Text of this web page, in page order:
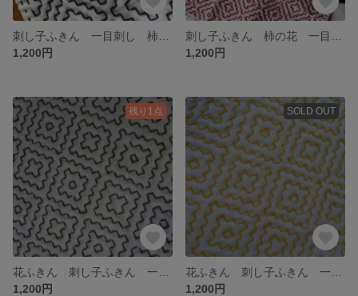
1,200円
1,200円
残り1点
1,200円
SOLD OUT
1,200円